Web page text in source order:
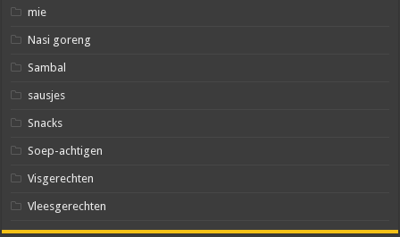
mie
Nasi goreng
Sambal
sausjes
Snacks
Soep-achtigen
Visgerechten
Vleesgerechten